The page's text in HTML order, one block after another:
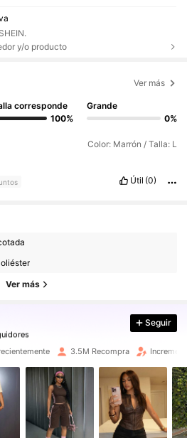
y/o producto
Ver más
corresponde
100%
Grande
0%
Color: Marrón / Talla: L
Útil (0)
Ver más
7 horas
Seguir
3.5M Recompra